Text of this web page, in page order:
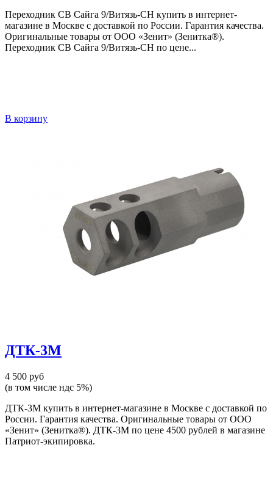
Переходник СВ Сайга 9/Витязь-СН купить в интернет-
магазине в Москве с доставкой по России. Гарантия качества.
Оригинальные товары от ООО «Зенит» (Зенитка®).
Переходник СВ Сайга 9/Витязь-СН по цене...
В корзину
ДТК-3М
4 500 руб
(в том числе ндс 5%)
ДТК-3М купить в интернет-магазине в Москве с доставкой по
России. Гарантия качества. Оригинальные товары от ООО
«Зенит» (Зенитка®). ДТК-3М по цене 4500 рублей в магазине
Патриот-экипировка.